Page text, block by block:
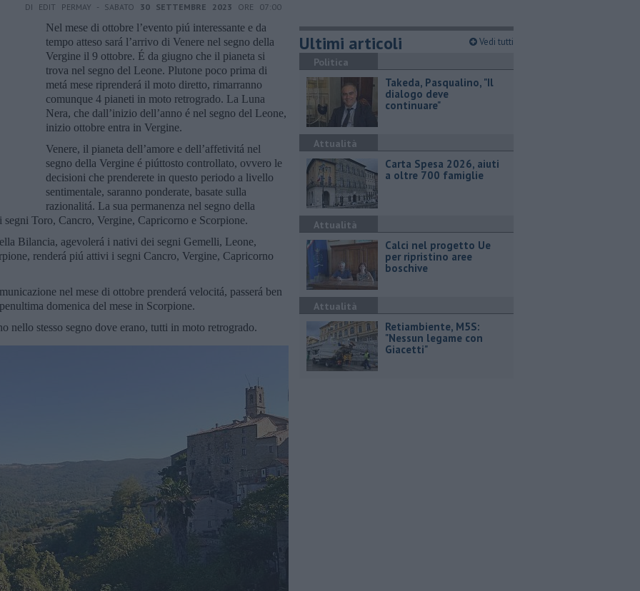
DI EDIT PERMAY - SABATO 30 SETTEMBRE 2023 ORE 07:00
Nel mese di ottobre l’evento piú interessante e da
tempo atteso sará l’arrivo di Venere nel segno della
Vergine il 9 ottobre. É da giugno che il pianeta si
trova nel segno del Leone. Plutone poco prima di
metá mese riprenderá il moto diretto, rimarranno
comunque 4 pianeti in moto retrogrado. La Luna
Nera, che dall’inizio dell’anno é nel segno del Leone,
inizio ottobre entra in Vergine.
Venere, il pianeta dell’amore e dell’affetivitá nel
segno della Vergine é piúttosto controllato, ovvero le
decisioni che prenderete in questo periodo a livello
sentimentale, saranno ponderate, basate sulla
razionalitá. La sua permanenza nel segno della
segni Toro, Cancro, Vergine, Capricorno e Scorpione.
Bilancia, agevolerá i nativi dei segni Gemelli, Leone,
renderá piú attivi i segni Cancro, Vergine, Capricorno
nel mese di ottobre prenderá velocitá, passerá ben
domenica del mese in Scorpione.
nello stesso segno dove erano, tutti in moto retrogrado.
Ultimi articoli Vedi tutti
Politica
Takeda, Pasqualino, "Il
dialogo deve
continuare"
Attualità
Carta Spesa 2026, aiuti
a oltre 700 famiglie
Attualità
Calci nel progetto Ue
per ripristino aree
boschive
Attualità
Retiambiente, M5S:
"Nessun legame con
Giacetti"